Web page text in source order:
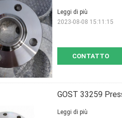
CONTATTO
Leggi di più
2023-08-08 15:11:15
GOST 33259
Leggi di più